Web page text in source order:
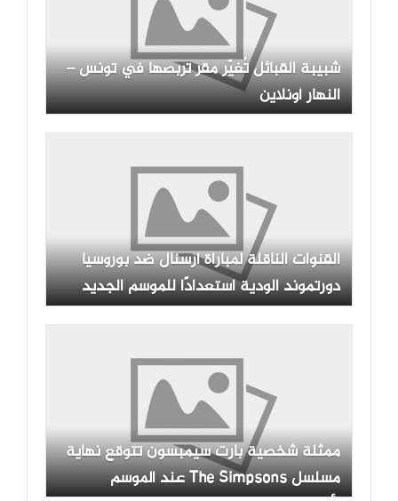
شبيبة القبائل تُغيّر مقر تربصها في تونس –
النهار أونلاين
القنوات الناقلة لمباراة أرسنال ضد بوروسيا
دورتموند الودية استعدادًا للموسم الجديد
ممثلة شخصية بارت سيمبسون تتوقع نهاية
مسلسل The Simpsons عند الموسم